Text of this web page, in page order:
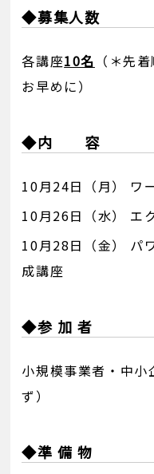
◆募集人数
各講座10名 （＊先
お早めに）
◆内 容
10月24日（月） ワ
10月26日（水） エ
10月28日（金） パ
成講座
◆参 加 者
小規模事業者・中小
ず）
◆準 備 物